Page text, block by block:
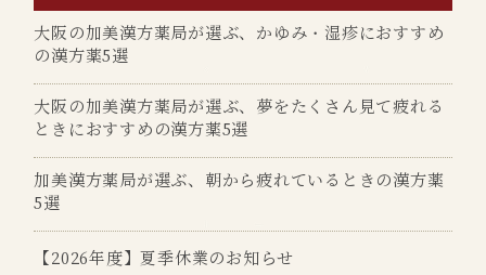
大阪の加美漢方薬局が選ぶ、かゆみ・湿疹におすすめ
の漢方薬5選
大阪の加美漢方薬局が選ぶ、夢をたくさん見て疲れる
ときにおすすめの漢方薬5選
加美漢方薬局が選ぶ、朝から疲れているときの漢方薬
5選
【2026年度】夏季休業のお知らせ